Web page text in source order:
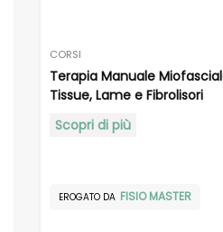
CORSI
Terapia Manuale
Tissue, Lame e Fibrolisori
Scopri di più
EROGATO DA FISIO MASTER